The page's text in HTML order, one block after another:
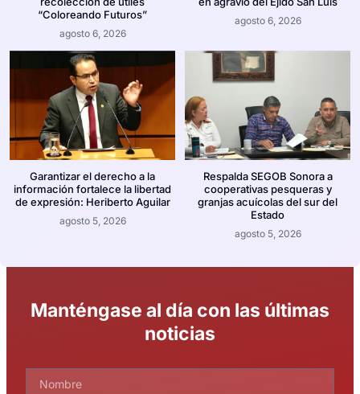
“Coloreando Futuros”
agosto 6, 2026
agosto 6, 2026
Garantizar el derecho a la
información fortalece la libertad
de expresión: Heriberto Aguilar
agosto 5, 2026
Respalda SEGOB Sonora a
cooperativas pesqueras y
granjas acuícolas del sur del
Estado
agosto 5, 2026
Manténgase al día con las últimas
noticias